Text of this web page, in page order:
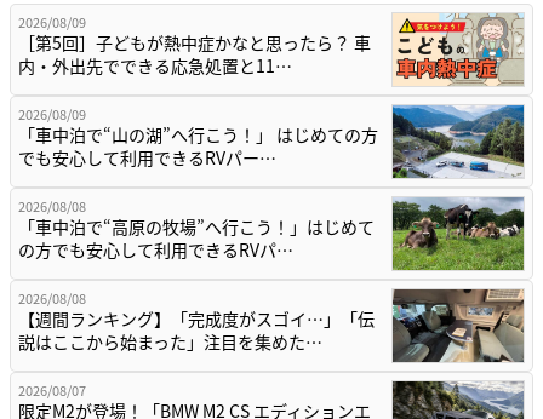
2026/08/09
［第5回］子どもが熱中症かなと思ったら？ 車
内・外出先でできる応急処置と11…
2026/08/09
「車中泊で“山の湖”へ行こう！」 はじめての方
でも安心して利用できるRVパー…
2026/08/08
「車中泊で“高原の牧場”へ行こう！」はじめて
の方でも安心して利用できるRVパ…
2026/08/08
【週間ランキング】「完成度がスゴイ…」「伝
説はここから始まった」注目を集めた…
2026/08/07
限定M2が登場！「BMW M2 CS エディションエ